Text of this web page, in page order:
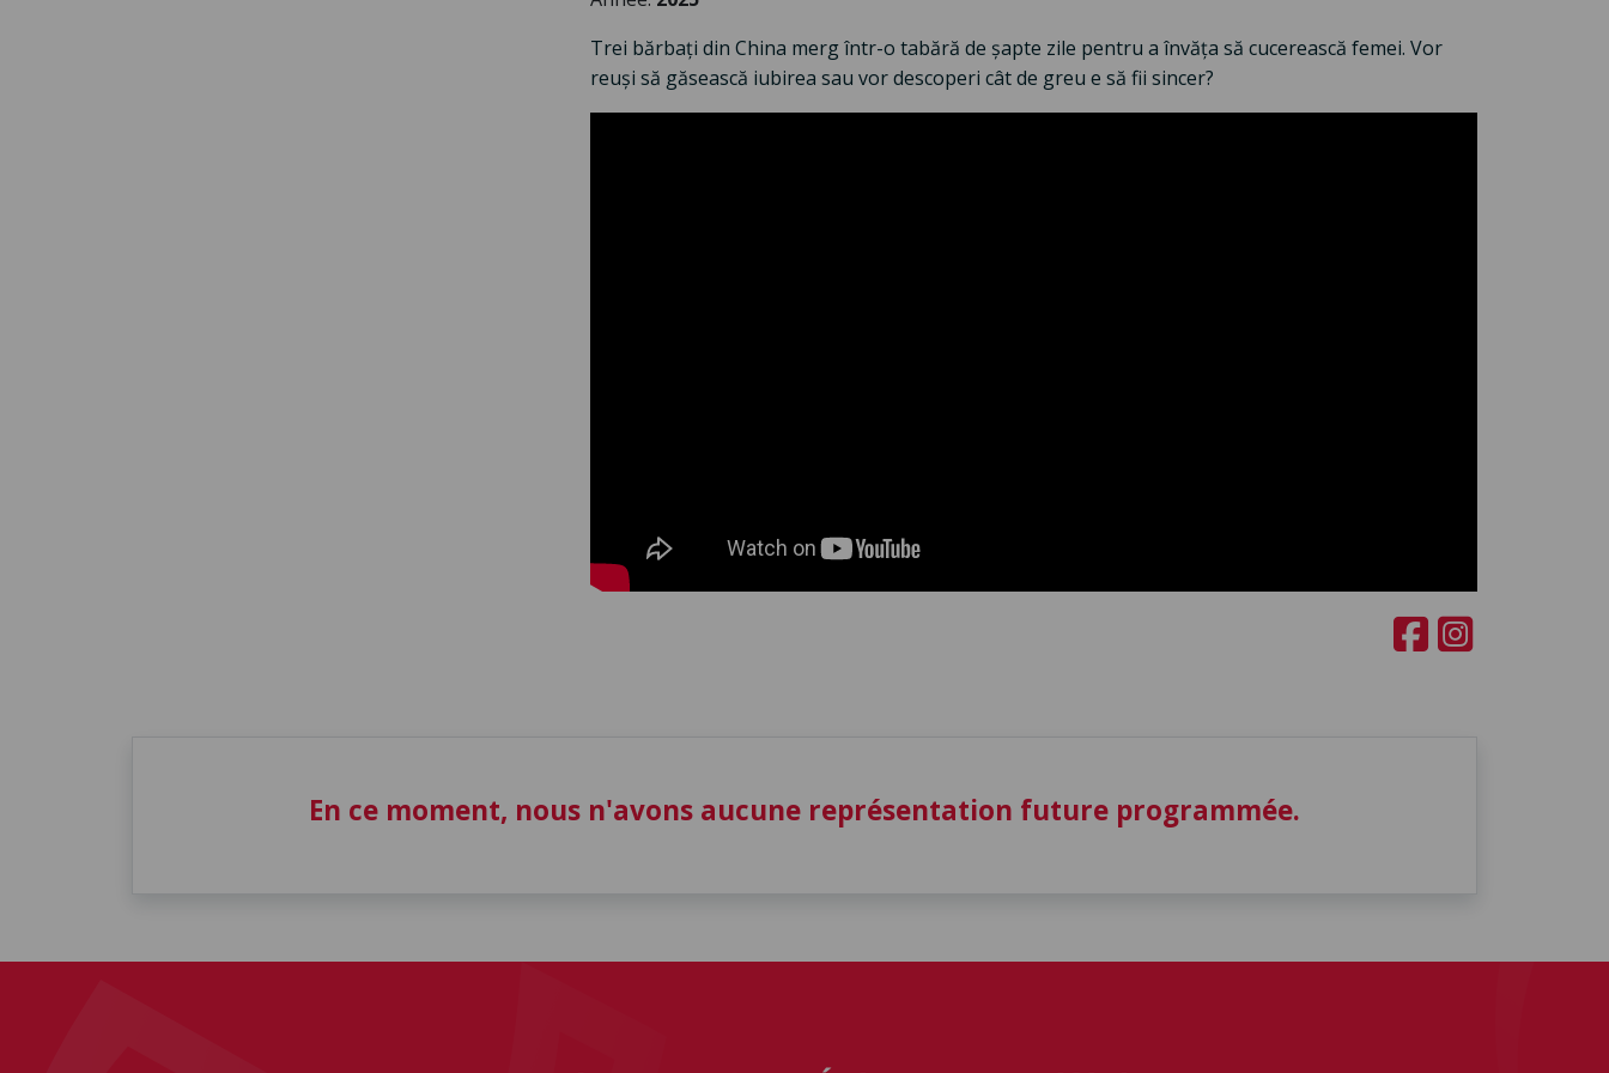
Trei bărbați din China merg într-o tabără de șapte zile pentru a învăța să cucerească femei. Vor
reuși să găsească iubirea sau vor descoperi cât de greu e să fii sincer?
En ce moment, nous n'avons aucune représentation future programmée.